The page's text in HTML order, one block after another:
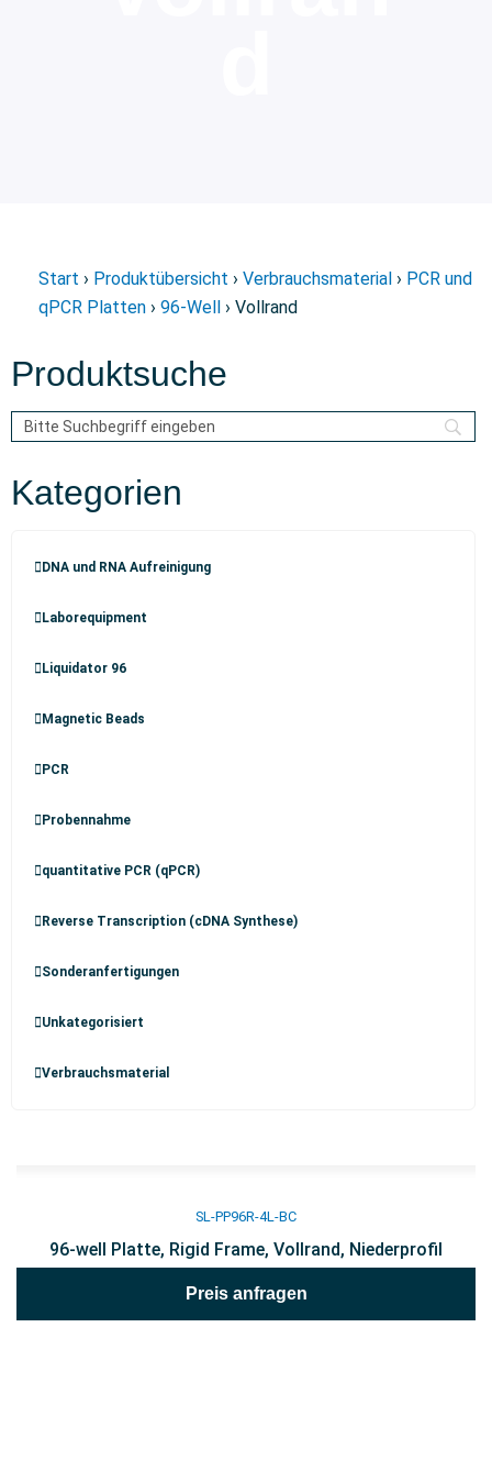
Start › Produktübersicht › Verbrauchsmaterial › PCR und
qPCR Platten › 96-Well › Vollrand
Produktsuche
Kategorien
DNA und RNA Aufreinigung
Laborequipment
Liquidator 96
Magnetic Beads
PCR
Probennahme
quantitative PCR (qPCR)
Reverse Transcription (cDNA Synthese)
Sonderanfertigungen
Unkategorisiert
Verbrauchsmaterial
SL-PP96R-4L-BC
96-well Platte, Rigid Frame, Vollrand, Niederprofil
Preis anfragen